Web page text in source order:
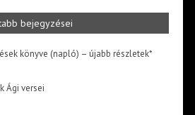
bejegyzései
könyve (napló) – újabb részletek*
Ági versei